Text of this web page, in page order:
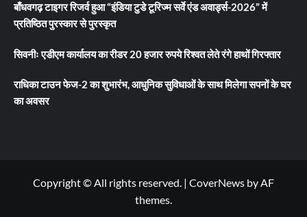
बाँधवगढ़ टाइगर रिजर्व हुआ “इंडिया टुडे टूरिज्म सर्वे एंड अवार्ड्स-2026” में
प्रतिष्ठित पुरस्कार से पुरस्कृत
सिवनीः एडीएम कार्यालय का रीडर 20 हजार रुपये रिश्वत लेते रंगे हाथों गिरफ्तार
राधिका टाउन फेज-2 का शुभारंभ, आधुनिक सुविधाओं के साथ मिलेगा सपनों के घर
का अवसर
Copyright © All rights reserved. | CoverNews by AF
themes.